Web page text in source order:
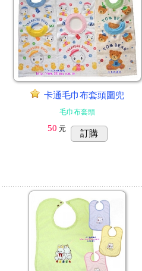
卡通毛巾布套頭圍兜
毛巾布套頭
50 元 訂購